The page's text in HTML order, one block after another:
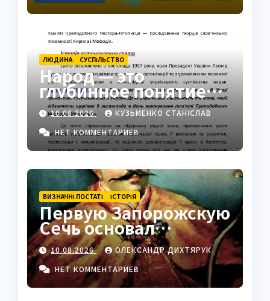
ЛЮДИНА СУCПІЛЬСТВО
Народ — это
глубинное понятие
общности,
идентичности и силы
10.08.2026
КУЗЬМЕНКО СТАНІСЛАВ
НЕТ КОММЕНТАРИЕВ
ВИЗНАЧНІ ПОСТАТІ ІСТОРІЯ
Первую Запорожскую
Сечь основал
Дмитрий
Вишневецкий на
Малой Хортице
10.08.2026
ОЛЕКСАНДР ДИХТЯРУК
НЕТ КОММЕНТАРИЕВ